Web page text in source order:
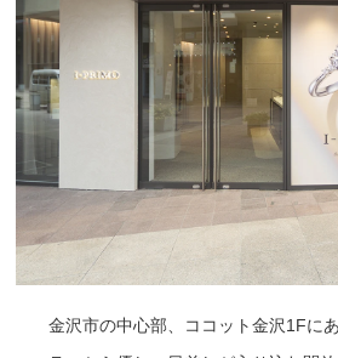
金沢市の中心部、ココット金沢1Fに